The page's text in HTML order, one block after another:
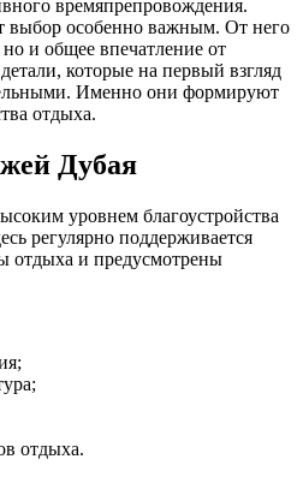
времяпрепровождения.
выбор особенно важным. От него
и общее впечатление от
которые на первый взгляд
Именно они формируют
отдыха.
Дубая
уровнем благоустройства
регулярно поддерживается
отдыха и предусмотрены
отдыха.